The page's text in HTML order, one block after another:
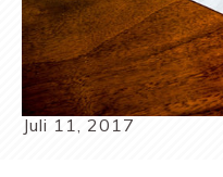
Juli 11, 2017